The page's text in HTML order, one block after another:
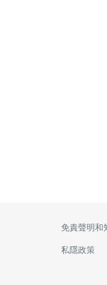
免責聲明和
私隱政策